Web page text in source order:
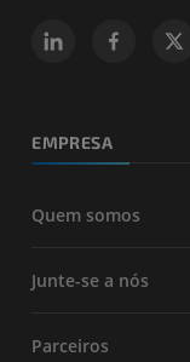
EMPRESA
Quem somos
Junte-se a nós
Parceiros